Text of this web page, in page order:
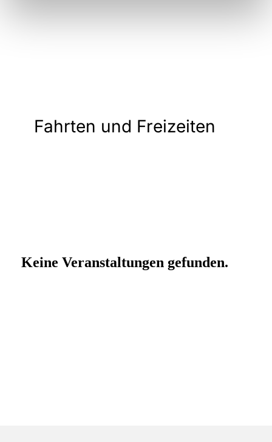
Fahrten und Freizeiten